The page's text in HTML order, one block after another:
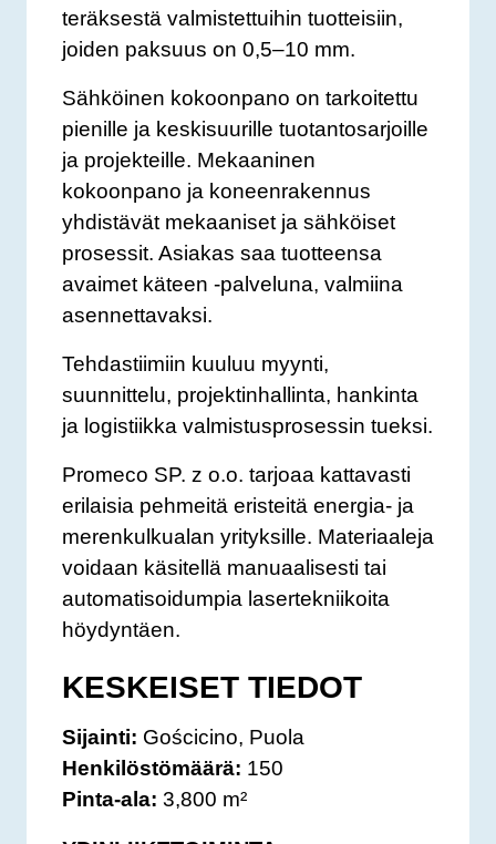
teräksestä valmistettuihin tuotteisiin,
joiden paksuus on 0,5–10 mm.
Sähköinen kokoonpano on tarkoitettu
pienille ja keskisuurille tuotantosarjoille
ja projekteille. Mekaaninen
kokoonpano ja koneenrakennus
yhdistävät mekaaniset ja sähköiset
prosessit. Asiakas saa tuotteensa
avaimet käteen -palveluna, valmiina
asennettavaksi.
Tehdastiimiin kuuluu myynti,
suunnittelu, projektinhallinta, hankinta
ja logistiikka valmistusprosessin tueksi.
Promeco SP. z o.o. tarjoaa kattavasti
erilaisia pehmeitä eristeitä energia- ja
merenkulkualan yrityksille. Materiaaleja
voidaan käsitellä manuaalisesti tai
automatisoidumpia lasertekniikoita
höydyntäen.
KESKEISET TIEDOT
Sijainti: Gościcino, Puola
Henkilöstömäärä: 150
Pinta-ala: 3,800 m²